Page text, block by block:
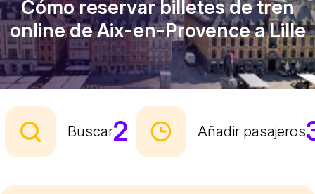
Cómo reservar billetes de tren
online de Aix-en-Provence a Lille
Buscar2 Añadir pasajeros